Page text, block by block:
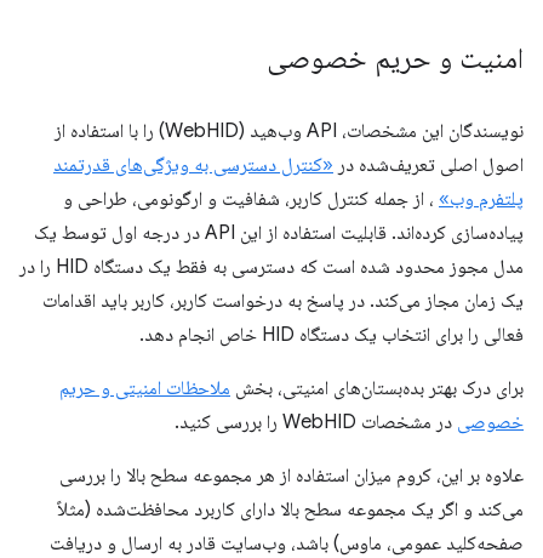
امنیت و حریم خصوصی
نویسندگان این مشخصات، API وب‌هید (WebHID) را با استفاده از
اصول اصلی تعریف‌شده در «کنترل دسترسی به ویژگی‌های قدرتمند
پلتفرم وب» ، از جمله کنترل کاربر، شفافیت و ارگونومی، طراحی و
پیاده‌سازی کرده‌اند. قابلیت استفاده از این API در درجه اول توسط یک
مدل مجوز محدود شده است که دسترسی به فقط یک دستگاه HID را در
یک زمان مجاز می‌کند. در پاسخ به درخواست کاربر، کاربر باید اقدامات
فعالی را برای انتخاب یک دستگاه HID خاص انجام دهد.
برای درک بهتر بده‌بستان‌های امنیتی، بخش ملاحظات امنیتی و حریم
خصوصی در مشخصات WebHID را بررسی کنید.
علاوه بر این، کروم میزان استفاده از هر مجموعه سطح بالا را بررسی
می‌کند و اگر یک مجموعه سطح بالا دارای کاربرد محافظت‌شده (مثلاً
صفحه‌کلید عمومی، ماوس) باشد، وب‌سایت قادر به ارسال و دریافت